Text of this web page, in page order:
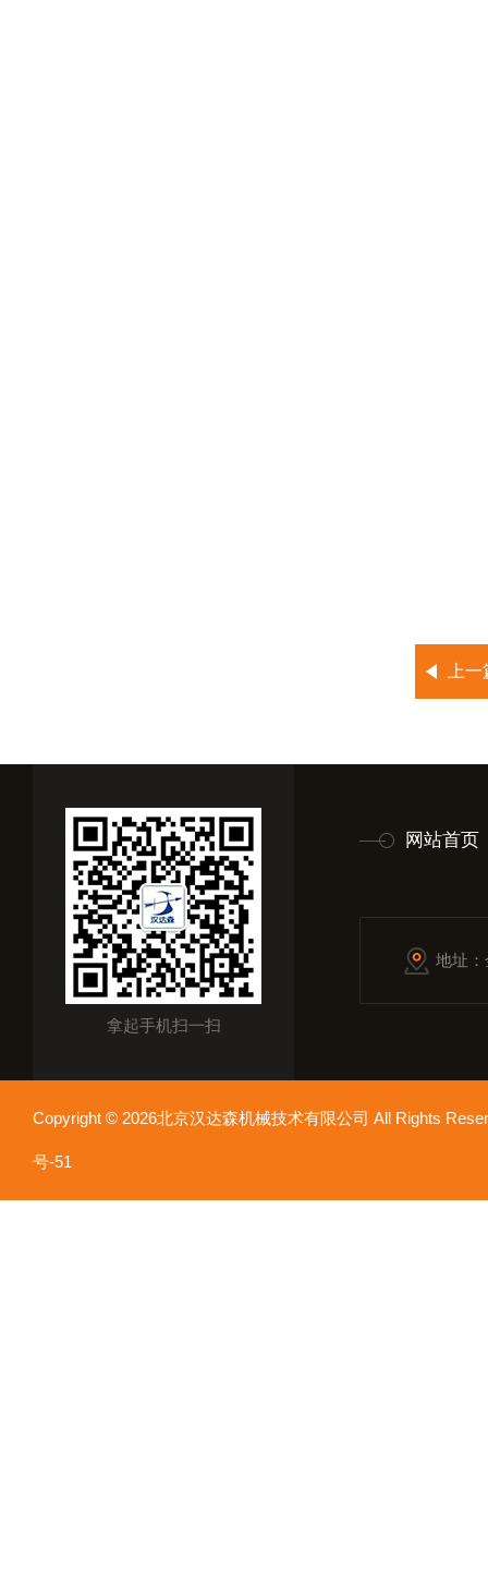
上
拿起手机扫一扫
网站首页
地址
Copyright © 2026北京汉达森机械技术有限公司 All Rights
号-51